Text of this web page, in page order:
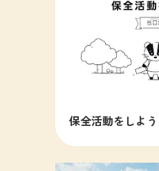
保全活動をしよ